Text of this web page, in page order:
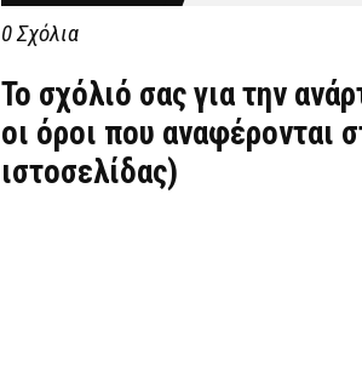
0 Σχόλια
Το σχόλιό σας για την
οι όροι που αναφέρονται
ιστοσελίδας)